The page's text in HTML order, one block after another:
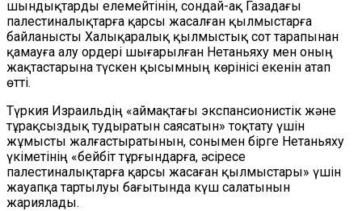
шындықтарды елемейтінін, сондай-ақ Газадағы
палестиналықтарға қарсы жасалған қылмыстарға
байланысты Халықаралық қылмыстық сот тарапынан
қамауға алу ордері шығарылған Нетаньяху мен оның
жақтастарына түскен қысымның көрінісі екенін атап
өтті.
Түркия Израильдің «аймақтағы экспансионистік және
тұрақсыздық тудыратын саясатын» тоқтату үшін
жұмысты жалғастыратынын, сонымен бірге Нетаньяху
үкіметінің «бейбіт тұрғындарға, әсіресе
палестиналықтарға қарсы жасаған қылмыстары» үшін
жауапқа тартылуы бағытында күш салатынын
жариялады.